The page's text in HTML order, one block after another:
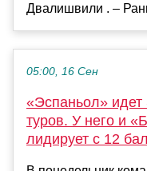
Двалишвили . –
05:00, 16 Сен
«Эспаньол»
туров. У него и
лидирует с 12